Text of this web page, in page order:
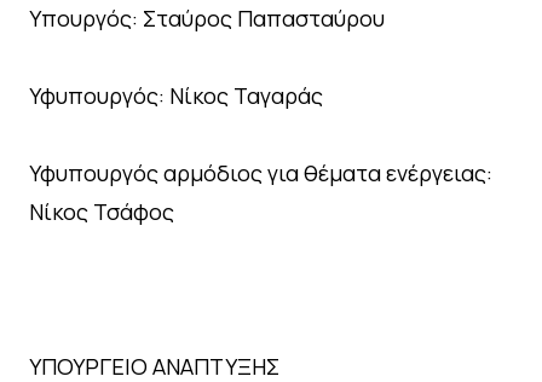
Υπουργός: Σταύρος Παπασταύρου
Υφυπουργός: Νίκος Ταγαράς
Υφυπουργός αρμόδιος για θέματα ενέργειας:
Νίκος Τσάφος
ΥΠΟΥΡΓΕΙΟ ΑΝΑΠΤΥΞΗΣ